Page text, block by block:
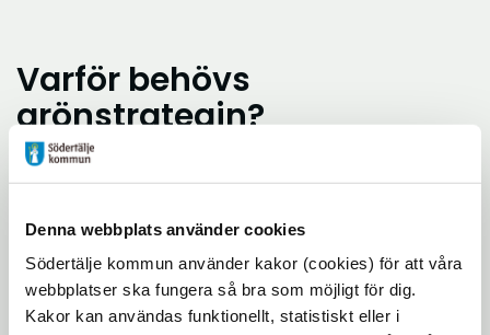
Denna webbplats använder cookies
Södertälje kommun använder kakor (cookies) för att våra
webbplatser ska fungera så bra som möjligt för dig.
Kakor kan användas funktionellt, statistiskt eller i
Varför behövs
grönstrategin?
I en kommun som växer ställs det stora krav
på samhällsplaneringen att möta den stora
efterfrågan på mark samtidigt som man
bereder tillräcklig plats för biologisk
mångfald, rekreation och
klimatanpassning. Grönstrategin lyfter